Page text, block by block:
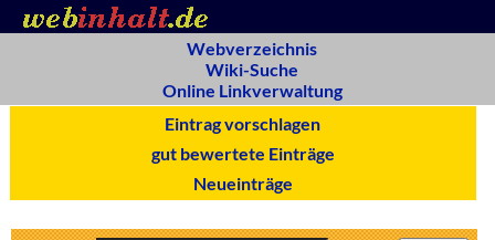
Webverzeichnis
Wiki-Suche
Online Linkverwaltung
Eintrag vorschlagen
gut bewertete Einträge
Neueinträge